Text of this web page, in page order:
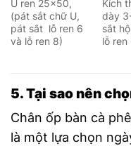
U ren 25×50,
(pát sắt chữ U,
pát sắt lỗ ren 6
và lỗ ren 8)
Kích
dày
sắt
lỗ ren
5. Tại sao nên
Chân ốp bàn cà
là một lựa chọn